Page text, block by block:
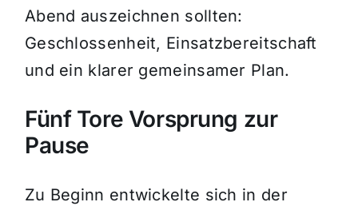
Abend auszeichnen sollten:
Geschlossenheit, Einsatzbereitschaft
und ein klarer gemeinsamer Plan.
Fünf Tore Vorsprung zur
Pause
Zu Beginn entwickelte sich in der